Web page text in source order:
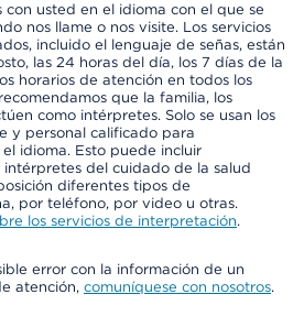
con usted en el idioma con el que se
nos llame o nos visite. Los servicios
incluido el lenguaje de señas, están
las 24 horas del día, los 7 días de la
horarios de atención en todos los
que la familia, los
como intérpretes. Solo se usan los
y personal calificado para
idioma. Esto puede incluir
del cuidado de la salud
diferentes tipos de
por teléfono, por video u otras.
los servicios de interpretación.
error con la información de un
atención, comuníquese con nosotros.